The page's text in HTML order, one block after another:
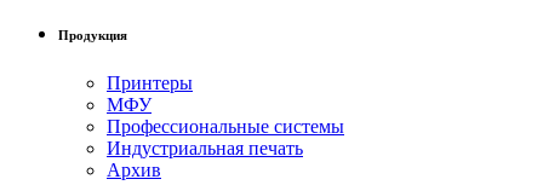
Продукция
Принтеры
МФУ
Профессиональные системы
Индустриальная печать
Архив